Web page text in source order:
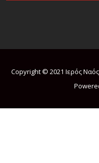
Copyright © 2021 Ιερός